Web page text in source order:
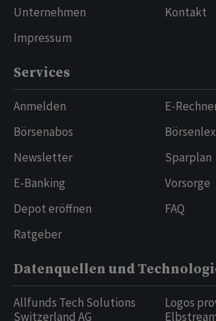
Unternehmen
Impressum
Kontakt
Services
Anmelden
Börsenabos
Newsletter
E-Banking
Depot eröffnen
Ratgeber
E-
Sparplan
Vorsorge
FAQ
Datenquellen und
Allfunds Tech Solutions
Switzerland AG
Logos